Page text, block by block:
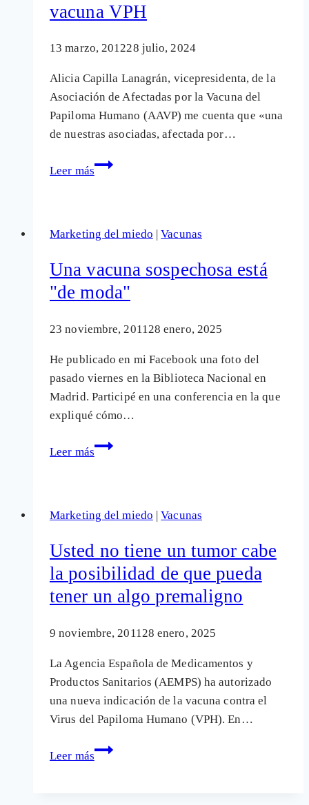
vacuna VPH
13 marzo, 201228 julio, 2024
Alicia Capilla Lanagrán, vicepresidenta, de la
Asociación de Afectadas por la Vacuna del
Papiloma Humano (AAVP) me cuenta que «una
de nuestras asociadas, afectada por…
Leer más
Las
para
lado
con
vacuna
Marketing del miedo |Vacunas
Una vacuna sospechosa está
"de moda"
23 noviembre, 201128 enero, 2025
He publicado en mi Facebook una foto del
pasado viernes en la Biblioteca Nacional en
Madrid. Participé en una conferencia en la que
expliqué cómo…
Leer más
Una
"de
Marketing del miedo |Vacunas
Usted no tiene un tumor cabe
la posibilidad de que pueda
tener un algo premaligno
9 noviembre, 2011 28 enero, 2025
La Agencia Española de Medicamentos y
Productos Sanitarios (AEMPS) ha autorizado
una nueva indicación de la vacuna contra el
Virus del Papiloma Humano (VPH). En…
Leer más
Usted